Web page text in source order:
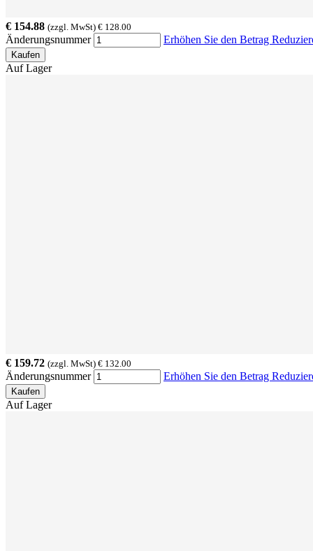
€ 154.88 (zzgl. MwSt) € 128.00
Änderungsnummer Erhöhen Sie den Betrag
Kaufen
Auf Lager
€ 159.72 (zzgl. MwSt) € 132.00
Änderungsnummer Erhöhen Sie den Betrag
Kaufen
Auf Lager